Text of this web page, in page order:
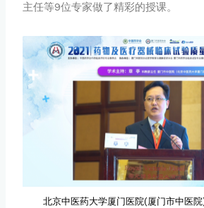
主任等9位专家做了精彩的授课。
北京中医药大学厦门医院(厦门市中医